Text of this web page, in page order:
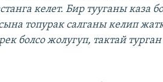
келет. Бир тууганы каза
топурак салганы келип
болсо жолугуп, тактай турган